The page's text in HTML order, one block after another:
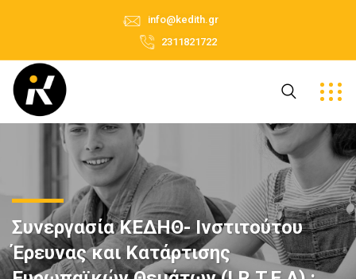
info@kedith.gr
2311821722
Συνεργασία ΚΕΔΗΘ- Ινστιτούτου
Έρευνας και Κατάρτισης